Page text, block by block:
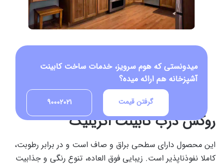
میدونستی که هوم سرویز، خدمات ساخت کابینت
آشپزخانه هم ارائه میده؟
90002021 گرفتن قیمت
روکش درب کابینت اکریلیک
این محصول دارای سطحی براق و صاف است و در برابر رطوبت،
کاملا نفوذناپذیر است. زیبایی فوق العاده، تنوع رنگی و جذابیت